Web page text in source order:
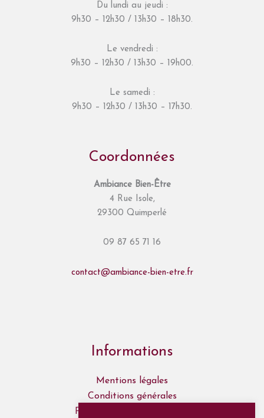
Du lundi au jeudi :
9h30 – 12h30 / 13h30 – 18h30.
Le vendredi :
9h30 – 12h30 / 13h30 – 19h00.
Le samedi :
9h30 – 12h30 / 13h30 – 17h30.
Coordonnées
Ambiance Bien-Être
4 Rue Isole,
29300 Quimperlé
09 87 65 71 16
contact@ambiance-bien-etre.fr
Informations
Mentions légales
Conditions générales
Politique de confidentialité